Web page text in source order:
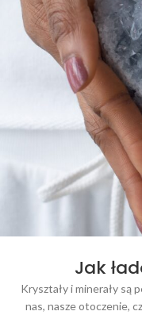
Jak
Kryształy i minerały są
nas, nasze otoczenie,